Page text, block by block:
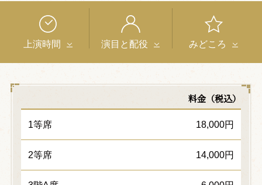
上演時間 演目と配役 みどころ
料金（税込）
1等席 18,000円
2等席 14,000円